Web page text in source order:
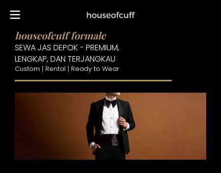
houseofcuff formale
SEWA JAS DEPOK - PREMIUM,
LENGKAP, DAN TERJANGKAU
Custom | Rental | Ready to Wear